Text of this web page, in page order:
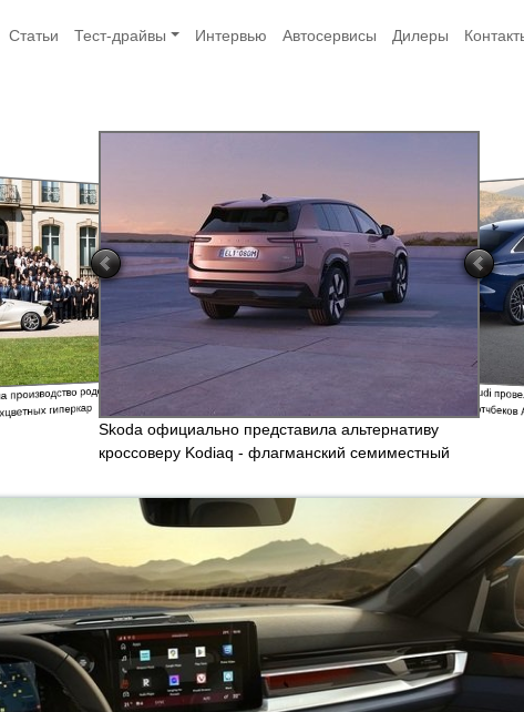
Статьи Тест-драйвы Интервью Автосервисы Дилеры
родстера
гиперкар
Skoda официально представила альтернативу
кроссоверу Kodiaq - флагманский семиместный
Компания Audi
седанов и хэтчбеков